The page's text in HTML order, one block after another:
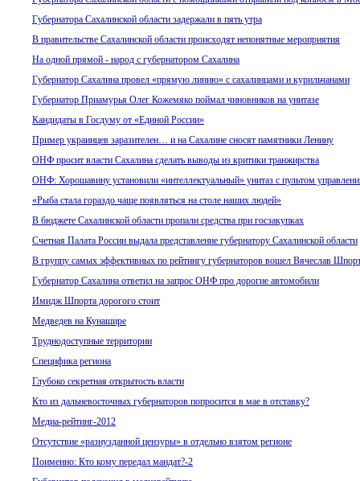
Губернатора Сахалинской области задержали в пять утра
В правительстве Сахалинской области происходят непонятные мероприятия
На одной прямой - народ с губернатором Сахалина
Губернатор Сахалина провел «прямую линию» с сахалинцами и курильчанами
Губернатор Приамурья Олег Кожемяко поймал чиновников на унитазе
Кандидаты в Госдуму от «Единой России»
Пример украинцев заразителен… и на Сахалине сносят памятники Ленину
ОНФ просит власти Сахалина сделать выводы из критики транжирства
ОНФ: Хорошавину установили «интеллектуальный» унитаз с пультом
«Рыба стала гораздо чаще появляться на столе наших людей»
В бюджете Сахалинской области пропали средства при госзакупках
Счетная Палата России выдала представление губернатору Сахалинской области
В группу самых эффективных по рейтингу губернаторов вошел Вячеслав
Губернатор Сахалина ответил на запрос ОНФ про дорогие автомобили
Имидж Шпорта дорогого стоит
Медведев на Кунашире
Труднодоступные территории
Специфика региона
Глубоко секретная открытость власти
Кто из дальневосточных губернаторов попросится в мае в отставку?
Медиа-рейтинг-2012
Отсутствие «разнузданной цензуры» в отдельно взятом регионе
Поименно: Кто кому передал мандат?-2